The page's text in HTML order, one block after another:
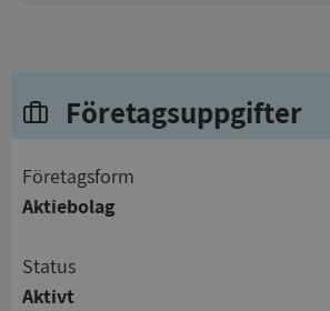
Företagsuppgifter
företagsform
Aktiebolag
status
Aktivt